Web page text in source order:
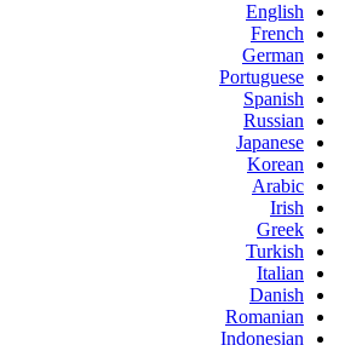
English
French
German
Portuguese
Spanish
Russian
Japanese
Korean
Arabic
Irish
Greek
Turkish
Italian
Danish
Romanian
Indonesian